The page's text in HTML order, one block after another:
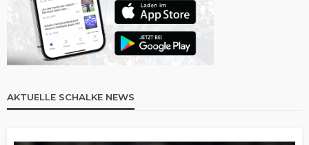
AKTUELLE SCHALKE NEWS